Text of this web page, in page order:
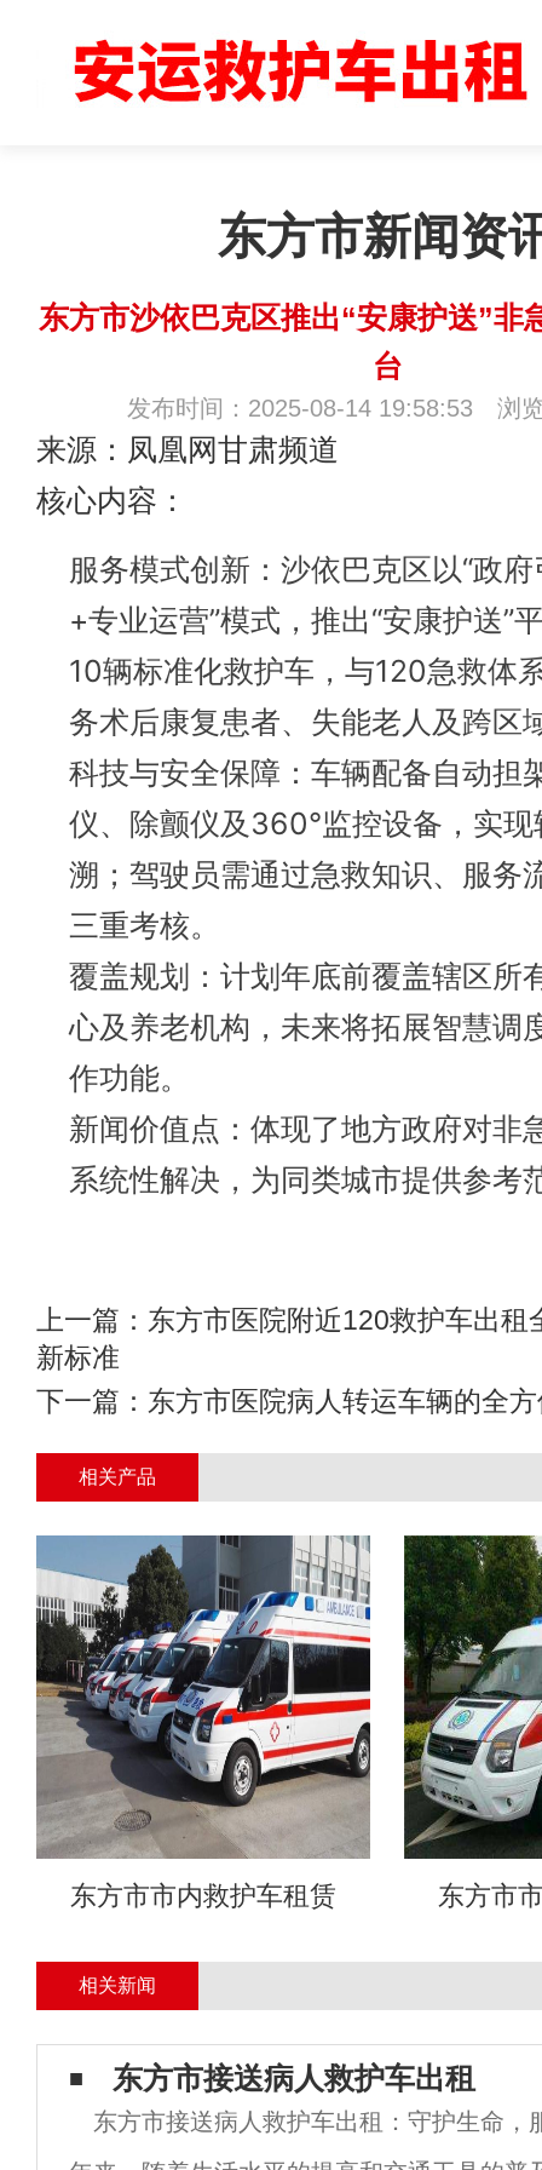
东方市新闻资
东方市沙依巴克区推出“安康护送”非
台
发布时间：2025-08-14 19:58:53 浏
来源：凤凰网甘肃频道
核心内容：
服务模式创新：沙依巴克区以“政
+专业运营”模式，推出“安康护送”
10辆标准化救护车，与120急救体
务术后康复患者、失能老人及跨区
科技与安全保障：车辆配备自动担
仪、除颤仪及360°监控设备，实
溯；驾驶员需通过急救知识、服务
三重考核。
覆盖规划：计划年底前覆盖辖区所
心及养老机构，未来将拓展智慧调
作功能。
新闻价值点：体现了地方政府对非
系统性解决，为同类城市提供参考
上一篇： 东方市医院附近120救护车出租
新标准
下一篇： 东方市医院病人转运车辆的全
相关产品
东方市市内救护车租赁 东方市
相关新闻
东方市接送病人救护车出租
东方市接送病人救护车出租：守护生命，